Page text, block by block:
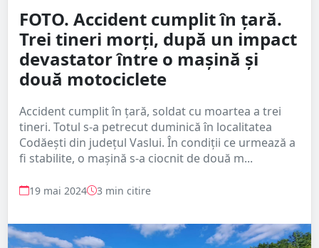
FOTO. Accident cumplit în țară.
Trei tineri morți, după un impact
devastator între o maşină şi
două motociclete
Accident cumplit în țară, soldat cu moartea a trei
tineri. Totul s-a petrecut duminică în localitatea
Codăești din județul Vaslui. În condiții ce urmează a
fi stabilite, o mașină s-a ciocnit de două m...
19 mai 2024 3 min citire